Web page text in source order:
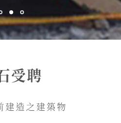
受聘
建造之建築物